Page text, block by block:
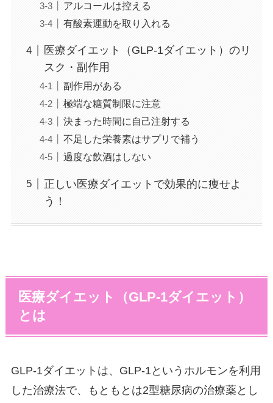
アルコールは控える
有酸素運動を取り入れる
医療ダイエット（GLP-1ダイエット）のリ
スク・副作用
副作用がある
極端な糖質制限に注意
決まった時間に自己注射する
不足した栄養素はサプリで補う
過度な飲酒はしない
正しい医療ダイエットで効果的に痩せよ
う！
医療ダイエット（GLP-1ダイエット）
とは
GLP-1ダイエットは、GLP-1というホルモンを利用
した治療法で、もともとは2型糖尿病の治療薬とし